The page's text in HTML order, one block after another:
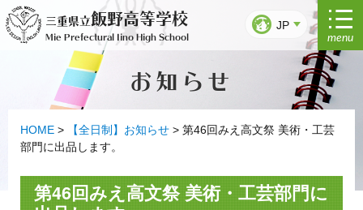
ン
三重県立飯野高等学校
Mie Prefectural Iino High School
JP
menu
お知らせ
HOME > 【全日制】お知らせ > 第46回みえ高文祭 美術・工芸
部門に出品します。
第46回みえ高文祭 美術・工芸部門に